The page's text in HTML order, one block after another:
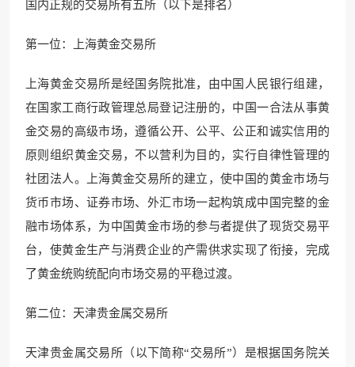
国内正规的交易所有五所（以下是排名）
第一位：上海黄金交易所
上海黄金交易所是经国务院批准，由中国人民银行组建，
在国家工商行政管理总局登记注册的，中国一合法从事黄
金交易的高级市场，遵循公开、公平、公正和诚实信用的
原则组织黄金交易，不以营利为目的，实行自律性管理的
社团法人。上海黄金交易所的建立，使中国的黄金市场与
货币市场、证券市场、外汇市场一起构筑成中国完整的金
融市场体系，为中国黄金市场的参与者提供了现货交易平
台，使黄金生产与消费企业的产需供求实现了衔接，完成
了黄金统购统配向市场交易的平稳过渡。
第二位：天津贵金属交易所
天津贵金属交易所（以下简称“交易所”）是根据国务院关